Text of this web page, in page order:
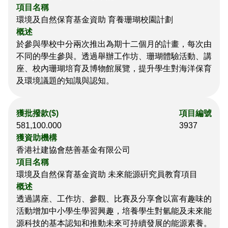
項目名稱
環境及自然保育基金資助 育養珊瑚校園計劃
概述
於參與學校中分兩次推出為期十二個月的計畫，每次由
不同的學生參與。透過舉辦工作坊、珊瑚體驗活動、講
座、校內珊瑚培育及博物館展覽，提升學生對海洋保育
及環境議題的知識與認知。
獲批撥款($)
581,100.000
項目編號
3937
獲資助機構
香港社建協會慈善基金有限公司
項目名稱
環境及自然保育基金資助 未來能源硏究員教育項目
概述
透過講座、工作坊、參觀、比賽及分享會以富有趣味的
活動增加中小學生學習興趣，培養學生對氫能及未來能
源科技的基本認知和推動未來可持續發展的能源素養。